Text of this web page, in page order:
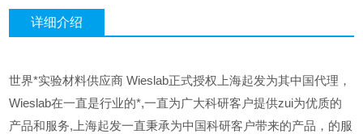
详细介绍
世界*实验材料供应商 Wieslab正式授权上海起发为其中国代理，
Wieslab在一直是行业的*,一直为广大科研客户提供zui为优质的
产品和服务,上海起发一直秉承为中国科研客户带来的产品，的服